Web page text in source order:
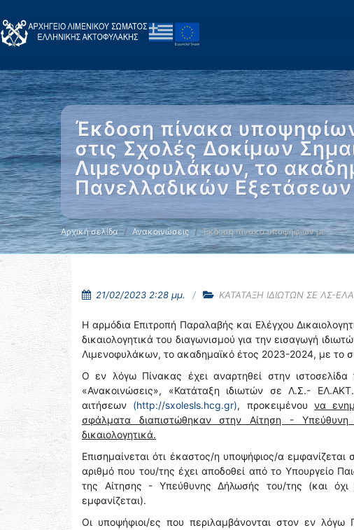
Έκδοση πίνακα υποψηφίων
στις Σχολές Δοκίμων
Λιμενοφυλάκων, το
Πανελλαδικών Εξετάσεων
Αρχική σελίδα Ανακοινώσεις Έκδοση πίνακα υποψηφίων με …
21/02/2023 2:28 μμ. ΚΑΤΑΤΑΞΗ ΙΔΙΩΤΩΝ ΣΕ ΛΣ-
Η αρμόδια Επιτροπή Παραλαβής και Ελέγχου
δικαιολογητικά του διαγωνισμού για την εισαγωγή
Λιμενοφυλάκων, το ακαδημαϊκό έτος 2023-2024, με το
Ο εν λόγω Πίνακας έχει αναρτηθεί στην
«Ανακοινώσεις», «Κατάταξη ιδιωτών σε Λ.Σ.-
αιτήσεων (http://sxolesls.hcg.gr), προκειμένου να
σφάλματα διαπιστώθηκαν στην Αίτηση -
δικαιολογητικά.
Επισημαίνεται ότι έκαστος/η υποψήφιος/α
αριθμό που του/της έχει αποδοθεί από το Υπουργείο
της Αίτησης - Υπεύθυνης Δήλωσής του/της (και
εμφανίζεται).
Οι υποψήφιοι/ες που περιλαμβάνονται στον εν λόγω